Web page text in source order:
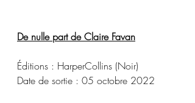
De nulle part de Claire Favan
Éditions : HarperCollins (Noir)
Date de sortie : 05 octobre 2022